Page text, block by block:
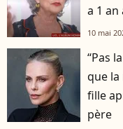
a 1
10 mai
“Pas
que la
fille
père